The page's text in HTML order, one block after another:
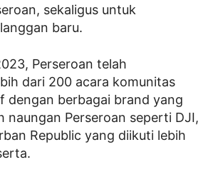
sekaligus untuk
baru.
Perseroan telah
dari 200 acara komunitas
dengan berbagai brand yang
naungan Perseroan seperti DJI,
Republic yang diikuti lebih